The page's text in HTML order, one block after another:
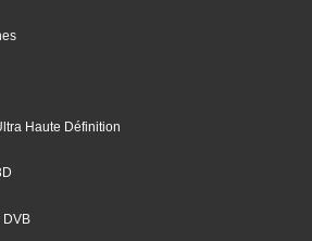
Haute Définition
DVB